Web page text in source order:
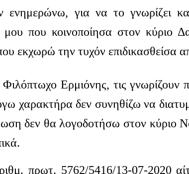
για να το γνωρίζει
που κοινοποίησα στον κύριο
εκχωρώ την τυχόν επιδικασθείσα
Ερμιόνης, τις γνωρίζουν
χαρακτήρα δεν συνηθίζω να
δεν θα λογοδοτήσω στον κύριο
πρωτ. 5762/5416/13-07-2020